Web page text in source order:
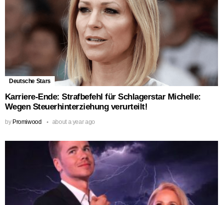
Deutsche Stars
Karriere-Ende: Strafbefehl für Schlagerstar Michelle:
Wegen Steuerhinterziehung verurteilt!
by Promiwood about a year ago